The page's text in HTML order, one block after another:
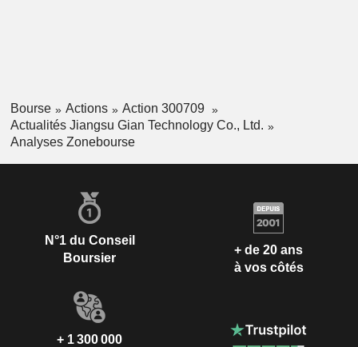
Bourse Actions
Action 300709
Actualités Jiangsu Gian Technology Co., Ltd.
Analyses Zonebourse
N°1 du Conseil
Boursier
+ de 20 ans
à vos côtés
+ 1 300 000